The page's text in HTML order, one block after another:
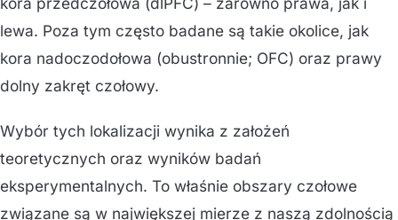
lewa. Poza tym często badane są takie okolice, jak
kora nadoczodołowa (obustronnie; OFC) oraz prawy
dolny zakręt czołowy.
Wybór tych lokalizacji wynika z założeń
teoretycznych oraz wyników badań
eksperymentalnych. To właśnie obszary czołowe
związane są w największej mierze z naszą zdolnością